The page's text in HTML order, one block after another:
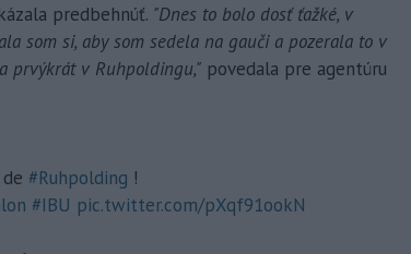
predbehnúť. "Dnes to bolo dosť ťažké, v
som si, aby som sedela na gauči a pozerala to v
prvýkrát v Ruhpoldingu," povedala pre agentúru
#Ruhpolding !
#IBU pic.twitter.com/pXqf91ookN